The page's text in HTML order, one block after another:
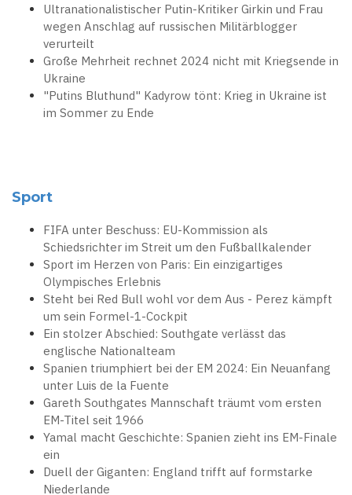
Ultranationalistischer Putin-Kritiker Girkin und Frau
wegen Anschlag auf russischen Militärblogger
verurteilt
Große Mehrheit rechnet 2024 nicht mit Kriegsende in
Ukraine
"Putins Bluthund" Kadyrow tönt: Krieg in Ukraine ist
im Sommer zu Ende
Sport
FIFA unter Beschuss: EU-Kommission als
Schiedsrichter im Streit um den Fußballkalender
Sport im Herzen von Paris: Ein einzigartiges
Olympisches Erlebnis
Steht bei Red Bull wohl vor dem Aus - Perez kämpft
um sein Formel-1-Cockpit
Ein stolzer Abschied: Southgate verlässt das
englische Nationalteam
Spanien triumphiert bei der EM 2024: Ein Neuanfang
unter Luis de la Fuente
Gareth Southgates Mannschaft träumt vom ersten
EM-Titel seit 1966
Yamal macht Geschichte: Spanien zieht ins EM-Finale
ein
Duell der Giganten: England trifft auf formstarke
Niederlande